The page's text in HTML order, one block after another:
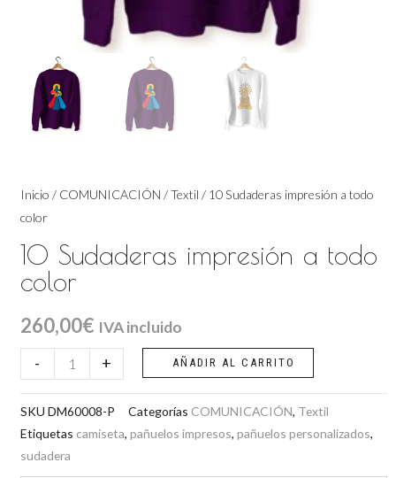
Inicio / COMUNICACIÓN /Textil / 10 Sudaderas impresión a todo
color
10 Sudaderas impresión a todo
color
260,00€ IVA incluido
-
Sudaderas
impresión
a
todo
+ AÑADIR AL CARRITO
SKU DM60008-P Categorías COMUNICACIÓN, Textil
Etiquetas camiseta, pañuelos impresos, pañuelos personalizados,
sudadera